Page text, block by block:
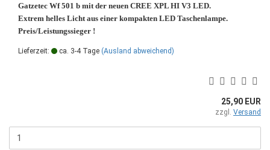
Gatzetec Wf 501 b mit der neuen CREE XPL HI V3 LED.
Extrem helles Licht aus einer kompakten LED Taschenlampe.
Preis/Leistungssieger !
Lieferzeit: ca. 3-4 Tage (Ausland abweichend)
25,90 EUR
zzgl. Versand